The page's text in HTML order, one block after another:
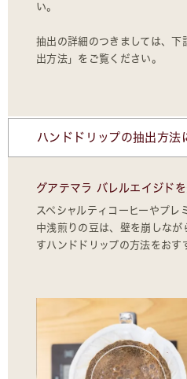
い。
抽出の詳細のつきましては、下
出方法」をご覧ください。
ハンドドリップの抽出方法
グアテマラ バレルエイジド
スペシャルティコーヒーやプレ
中浅煎りの豆は、壁を崩しな
すハンドドリップの方法をおす